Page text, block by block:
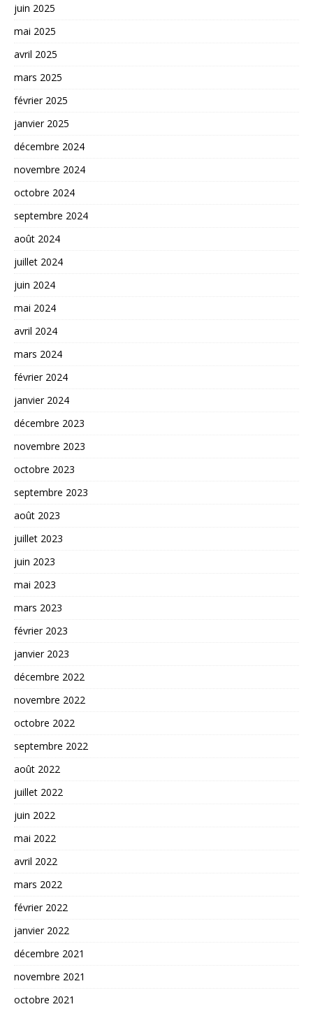
juin 2025
mai 2025
avril 2025
mars 2025
février 2025
janvier 2025
décembre 2024
novembre 2024
octobre 2024
septembre 2024
août 2024
juillet 2024
juin 2024
mai 2024
avril 2024
mars 2024
février 2024
janvier 2024
décembre 2023
novembre 2023
octobre 2023
septembre 2023
août 2023
juillet 2023
juin 2023
mai 2023
mars 2023
février 2023
janvier 2023
décembre 2022
novembre 2022
octobre 2022
septembre 2022
août 2022
juillet 2022
juin 2022
mai 2022
avril 2022
mars 2022
février 2022
janvier 2022
décembre 2021
novembre 2021
octobre 2021